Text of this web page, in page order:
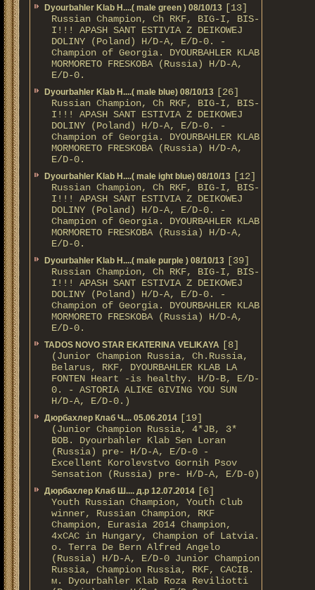
Dyourbahler Klab H....( male green ) 08/10/13 [13]
Russian Champion, Ch RKF, BIG-I, BIS-
I!!! APASH SANT ESTIVIA Z DEIKOWEJ
DOLINY (Poland) H/D-A, E/D-0. -
Champion of Georgia. DYOURBAHLER KLAB
MORMORETO FRESKOBA (Russia) H/D-A,
E/D-0.
Dyourbahler Klab H....( male blue) 08/10/13 [26]
Russian Champion, Ch RKF, BIG-I, BIS-
I!!! APASH SANT ESTIVIA Z DEIKOWEJ
DOLINY (Poland) H/D-A, E/D-0. -
Champion of Georgia. DYOURBAHLER KLAB
MORMORETO FRESKOBA (Russia) H/D-A,
E/D-0.
Dyourbahler Klab H....( male ight blue) 08/10/13 [12]
Russian Champion, Ch RKF, BIG-I, BIS-
I!!! APASH SANT ESTIVIA Z DEIKOWEJ
DOLINY (Poland) H/D-A, E/D-0. -
Champion of Georgia. DYOURBAHLER KLAB
MORMORETO FRESKOBA (Russia) H/D-A,
E/D-0.
Dyourbahler Klab H....( male purple ) 08/10/13 [39]
Russian Champion, Ch RKF, BIG-I, BIS-
I!!! APASH SANT ESTIVIA Z DEIKOWEJ
DOLINY (Poland) H/D-A, E/D-0. -
Champion of Georgia. DYOURBAHLER KLAB
MORMORETO FRESKOBA (Russia) H/D-A,
E/D-0.
TADOS NOVO STAR EKATERINA VELIKAYA [8]
(Junior Champion Russia, Ch.Russia,
Belarus, RKF, DYOURBAHLER KLAB LA
FONTEN Heart -is healthy. H/D-В, E/D-
0. - ASTORIA ALIKE GIVING YOU SUN
H/D-А, E/D-0.)
Дюрбахлер Клаб Ч.... 05.06.2014 [19]
(Junior Champion Russia, 4*JB, 3*
BOB. Dyourbahler Klab Sen Loran
(Russia) pre- H/D-A, E/D-0 -
Excellent Korolevstvo Gornih Psov
Sensation (Russia) pre- H/D-A, E/D-0)
Дюрбахлер Клаб Ш.... д.р 12.07.2014 [6]
Youth Russian Champion, Youth Club
winner, Russian Champion, RKF
Champion, Eurasia 2014 Champion,
4xCAC in Hungary, Champion of Latvia.
о. Terra De Bern Alfred Angelo
(Russia) H/D-A, E/D-0 Junior Champion
Russia, Champion Russia, RKF, CACIB.
м. Dyourbahler Klab Roza Reviliotti